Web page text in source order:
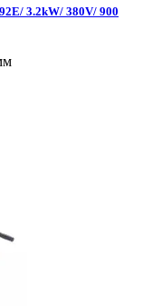
3.2kW/ 380V/ 900